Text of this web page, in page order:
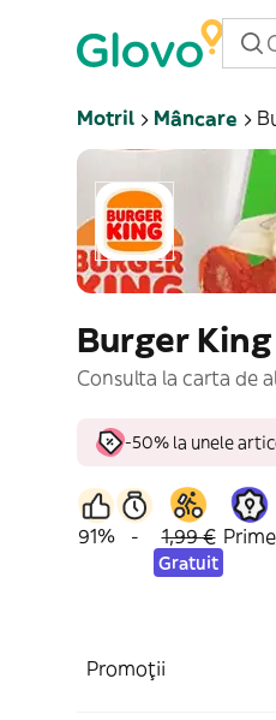
Motril Mâncare
Burger King
Consulta la carta de
-50% la unele
91% - 1,99 €
Gratuit
Prime
Promoții